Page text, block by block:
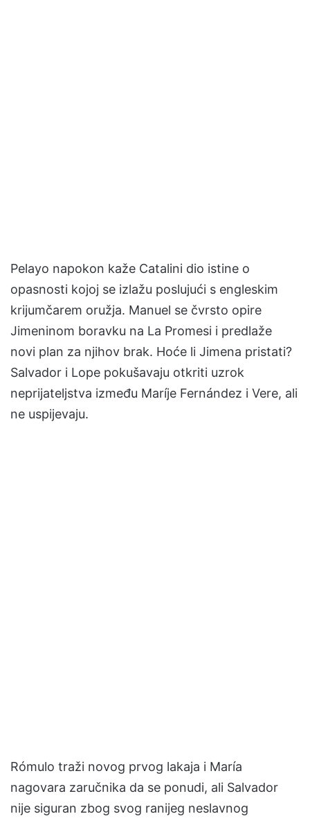
Pelayo napokon kaže Catalini dio istine o
opasnosti kojoj se izlažu poslujući s engleskim
krijumčarem oružja. Manuel se čvrsto opire
Jimeninom boravku na La Promesi i predlaže
novi plan za njihov brak. Hoće li Jimena pristati?
Salvador i Lope pokušavaju otkriti uzrok
neprijateljstva između Maríje Fernández i Vere, ali
ne uspijevaju.
Rómulo traži novog prvog lakaja i María
nagovara zaručnika da se ponudi, ali Salvador
nije siguran zbog svog ranijeg neslavnog